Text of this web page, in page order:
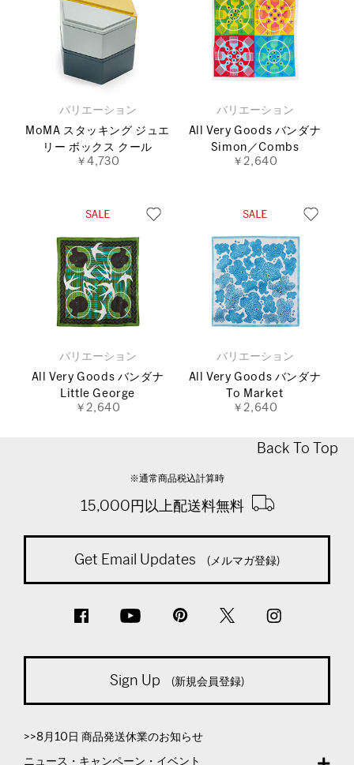
バリエーション
MoMA スタッキング ジュエ
リー ボックス クール
￥4,730
バリエーション
All Very Goods バンダナ
Simon／Combs
￥2,640
バリエーション
All Very Goods バンダナ
Little George
￥2,640
バリエーション
All Very Goods バンダナ
To Market
￥2,640
Back To Top
※通常商品税込計算時
15,000円以上配送料無料
Get Email Updates (メルマガ登録)
Sign Up (新規会員登録)
>>8月10日 商品発送休業のお知らせ
ニュース・キャンペーン・イベント